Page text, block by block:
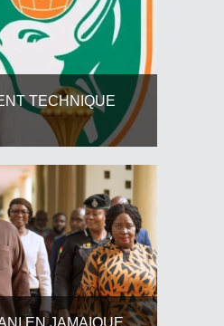
TECHNIQUE
EN JAMAIQUE